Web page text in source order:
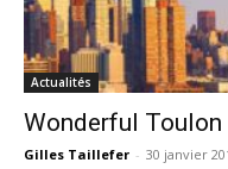
Actualités
Wonderful Toulon
Gilles Taillefer - 30 janvier